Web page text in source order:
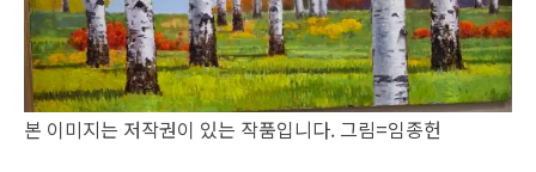
본 이미지는 저작권이 있는 작품입니다. 그림=임종헌